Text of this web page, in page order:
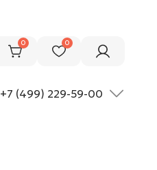
0 0
+7 (499) 229-59-00